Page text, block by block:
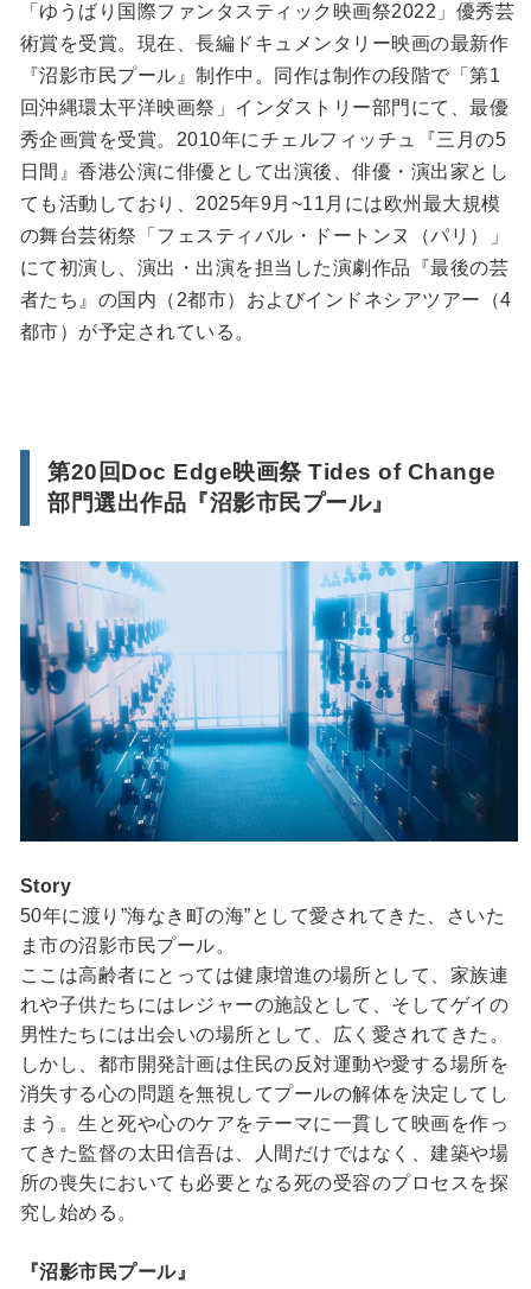
「ゆうばり国際ファンタスティック映画祭2022」優秀芸
術賞を受賞。現在、長編ドキュメンタリー映画の最新作
『沼影市民プール』制作中。同作は制作の段階で「第1
回沖縄環太平洋映画祭」インダストリー部門にて、最優
秀企画賞を受賞。2010年にチェルフィッチュ『三月の5
日間』香港公演に俳優として出演後、俳優・演出家とし
ても活動しており、2025年9月~11月には欧州最大規模
の舞台芸術祭「フェスティバル・ドートンヌ（パリ）」
にて初演し、演出・出演を担当した演劇作品『最後の芸
者たち』の国内（2都市）およびインドネシアツアー（4
都市）が予定されている。
第20回Doc Edge映画祭 Tides of Change
部門選出作品『沼影市民プール』
Story
50年に渡り”海なき町の海”として愛されてきた、さいた
ま市の沼影市民プール。
ここは高齢者にとっては健康増進の場所として、家族連
れや子供たちにはレジャーの施設として、そしてゲイの
男性たちには出会いの場所として、広く愛されてきた。
しかし、都市開発計画は住民の反対運動や愛する場所を
消失する心の問題を無視してプールの解体を決定してし
まう。生と死や心のケアをテーマに一貫して映画を作っ
てきた監督の太田信吾は、人間だけではなく、建築や場
所の喪失においても必要となる死の受容のプロセスを探
究し始める。
『沼影市民プール』